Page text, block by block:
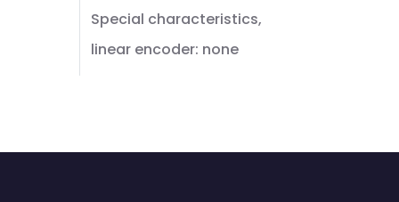
Special characteristics,
linear encoder: none